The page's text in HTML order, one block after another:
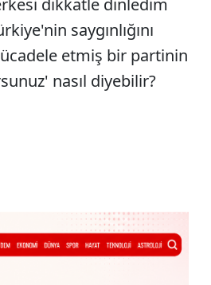
saygınlığını
etmiş bir partinin
nasıl diyebilir?